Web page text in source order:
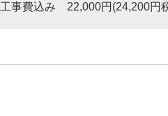
工事費込み 22,000円(24,200円